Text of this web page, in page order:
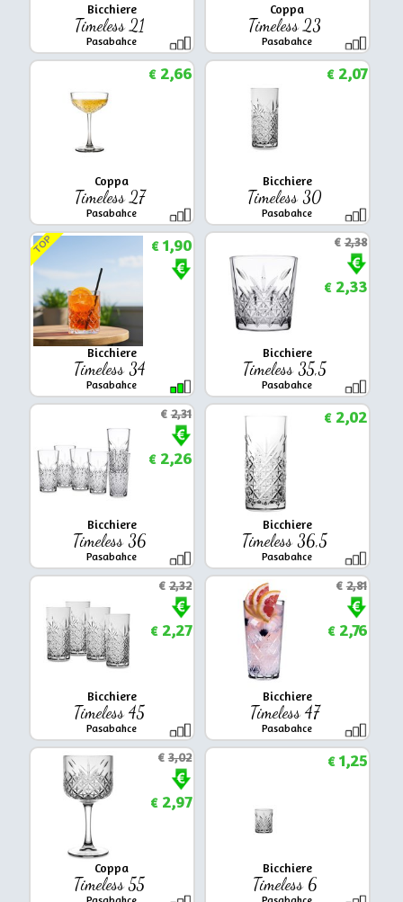
Bicchiere
Timeless 21
Pasabahce
Coppa
Timeless 23
Pasabahce
Coppa
Timeless 27
Pasabahce
€2,66
Bicchiere
Timeless 30
Pasabahce
€2,07
Bicchiere
Timeless 34
Pasabahce
TOP €1,90
Bicchiere
Timeless 35,5
Pasabahce
€2,38
€2,33
Bicchiere
Timeless 36
Pasabahce
€2,31
€2,26
Bicchiere
Timeless 36,5
Pasabahce
€2,02
Bicchiere
Timeless 45
Pasabahce
€2,32
€2,27
Bicchiere
Timeless 47
Pasabahce
€2,81
€2,76
Coppa
Timeless 55
€3,02
€2,97
Bicchiere
Timeless 6
€1,25